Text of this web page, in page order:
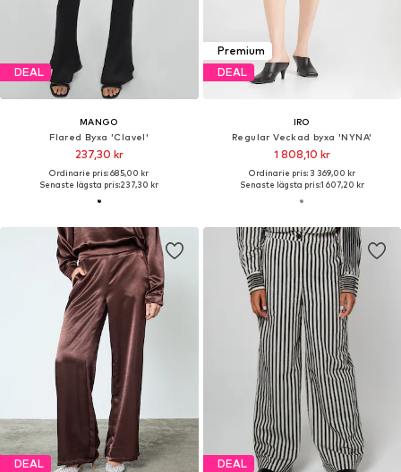
DEAL
MANGO
Flared Byxa 'Clavel'
237,30 kr
Ordinarie pris: 685,00 kr
Senaste lägsta pris:237,30 kr
Premium
DEAL
IRO
Regular Veckad byxa 'NYNA'
1 808,10 kr
Ordinarie pris: 3 369,00 kr
Senaste lägsta pris:1 607,20 kr
DEAL DEAL